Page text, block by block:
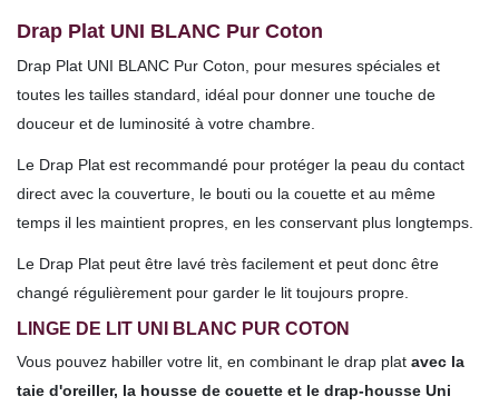
Drap Plat UNI BLANC Pur Coton
Drap Plat UNI BLANC Pur Coton, pour mesures spéciales et
toutes les tailles standard, idéal pour donner une touche de
douceur et de luminosité à votre chambre.
Le Drap Plat est recommandé pour protéger la peau du contact
direct avec la couverture, le bouti ou la couette et au même
temps il les maintient propres, en les conservant plus longtemps.
Le Drap Plat peut être lavé très facilement et peut donc être
changé régulièrement pour garder le lit toujours propre.
LINGE DE LIT UNI BLANC PUR COTON
Vous pouvez habiller votre lit, en combinant le drap plat avec la
taie d'oreiller, la housse de couette et le drap-housse Uni